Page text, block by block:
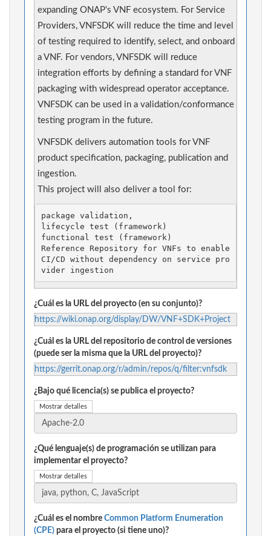
expanding ONAP's VNF ecosystem. For Service
Providers, VNFSDK will reduce the time and level
of testing required to identify, select, and onboard
a VNF. For vendors, VNFSDK will reduce
integration efforts by defining a standard for VNF
packaging with widespread operator acceptance.
VNFSDK can be used in a validation/conformance
testing program in the future.
VNFSDK delivers automation tools for VNF
product specification, packaging, publication and
ingestion.
This project will also deliver a tool for:
Reference Repository for VNFs to enable
CI/CD without dependency on service pro
¿Cuál es la URL del proyecto (en su conjunto)?
https://wiki.onap.org/display/DW/VNF+SDK+Project
¿Cuál es la URL del repositorio de control de versiones
(puede ser la misma que la URL del proyecto)?
https://gerrit.onap.org/r/admin/repos/q/filter:vnfsdk
¿Bajo qué licencia(s) se publica el proyecto?
Mostrar detalles
¿Qué lenguaje(s) de programación se utilizan para
implementar el proyecto?
Mostrar detalles
¿Cuál es el nombre Common Platform Enumeration
(CPE) para el proyecto (si tiene uno)?